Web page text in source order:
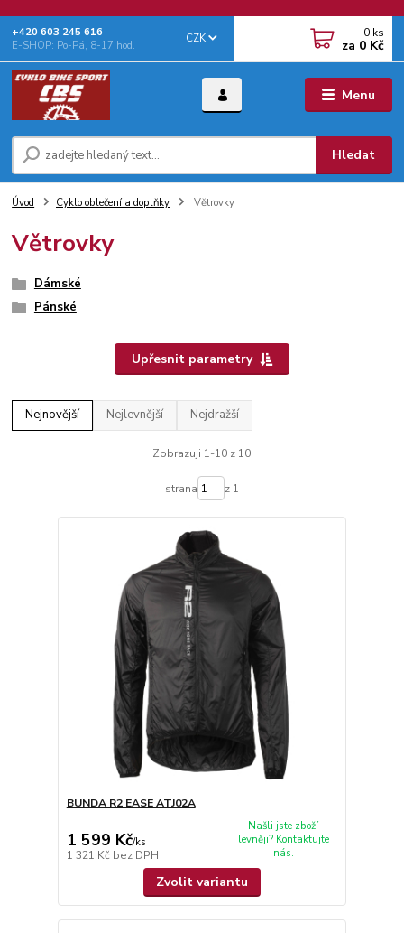
Menu
CZK
Hledat
+‭420 603 245 616‬
E-SHOP: Po-Pá, 8-17 hod.
0 ks
za 0 Kč
Úvod Cyklo oblečení a doplňky Větrovky
Větrovky
Dámské
Pánské
Upřesnit parametry
Nejnovější Nejlevnější Nejdražší
Zobrazuji 1-10 z 10
strana z 1
BUNDA R2 EASE ATJ02A
1 599 Kč/ks
1 321 Kč bez DPH
Našli jste zboží
levněji? Kontaktujte
nás.
Zvolit variantu